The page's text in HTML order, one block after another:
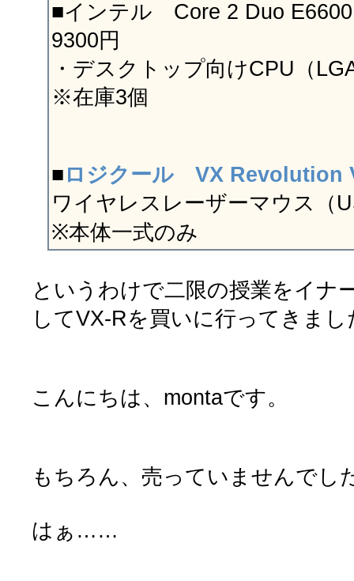
■インテル Core 2 Duo
9300円
・デスクトップ向けCPU（
※在庫3個
■ ロジクール VX Revolution
ワイヤレスレーザーマウス（
※本体一式のみ
というわけで二限の授業をイナ
してVX-Rを買いに行ってきまし
こんにちは、montaです。
もちろん、売っていませんでし
はぁ……